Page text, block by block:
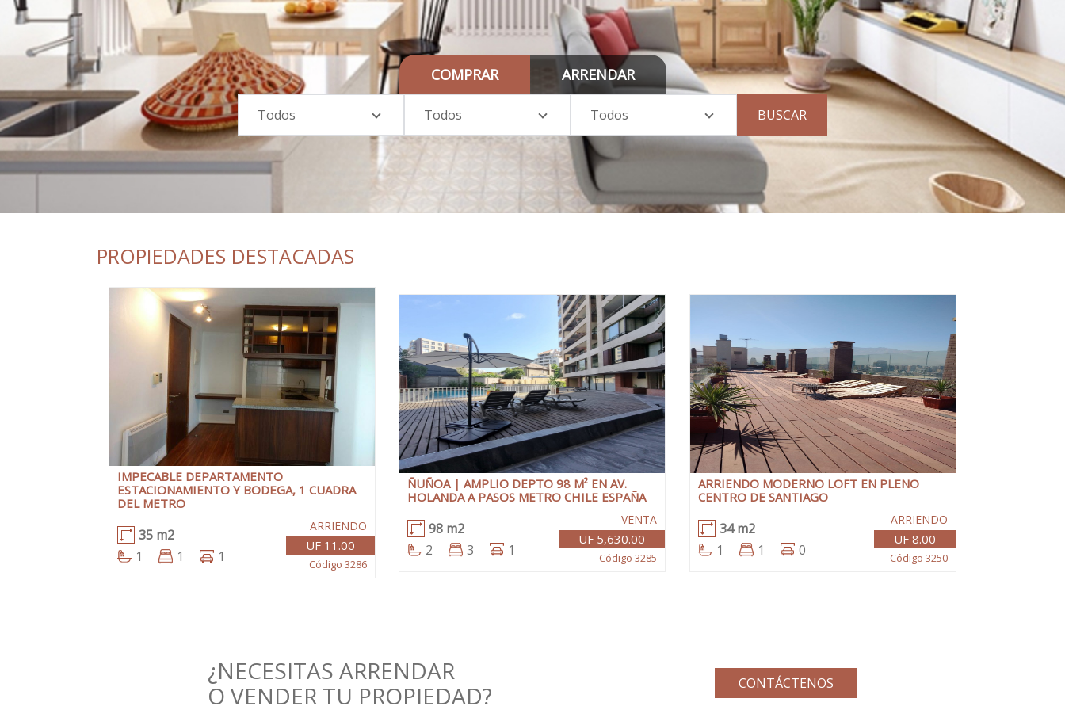
COMPRAR ARRENDAR
Todos Todos Todos BUSCAR
PROPIEDADES DESTACADAS
IMPECABLE DEPARTAMENTO
ESTACIONAMIENTO Y BODEGA, 1 CUADRA
DEL METRO
35 m2
1
1 1
ARRIENDO
UF 11.00
Código 3286
ÑUÑOA | AMPLIO DEPTO 98 M² EN AV.
HOLANDA A PASOS METRO CHILE ESPAÑA
98 m2
2
3 1
VENTA
UF 5,630.00
Código 3285
ARRIENDO MODERNO LOFT EN PLENO
CENTRO DE SANTIAGO
34 m2
1
1 0
ARRIENDO
UF 8.00
Código 3250
¿NECESITAS ARRENDAR
O VENDER TU PROPIEDAD?
CONTÁCTENOS